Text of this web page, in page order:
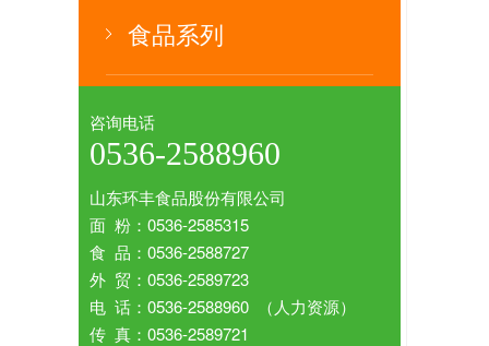
食品系列
咨询电话
0536-2588960
山东环丰食品股份有限公司
面 粉：0536-2585315
食 品：0536-2588727
外 贸：0536-2589723
电 话：0536-2588960 （人力资源）
传 真：0536-2589721